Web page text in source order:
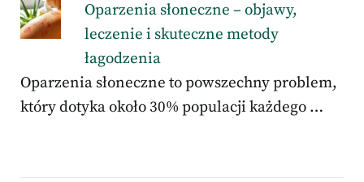
Oparzenia słoneczne – objawy,
leczenie i skuteczne metody
łagodzenia
Oparzenia słoneczne to powszechny problem,
który dotyka około 30% populacji każdego …